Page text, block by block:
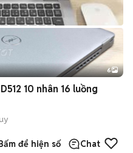
+2
6
10 nhân 16 luồng
để hiện số Chat